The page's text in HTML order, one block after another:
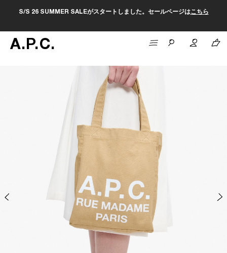
S/S 26 SUMMER SALEがスタートしました。セールページはこちら
A.P.C.